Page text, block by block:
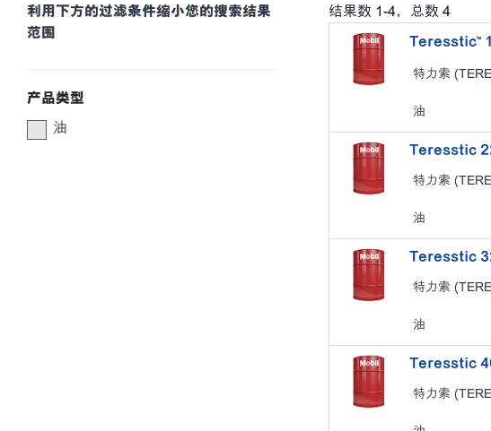
利用下方的过滤条件缩小您的搜索结果
范围
产品类型
油
结果数 1-4，总数 4
Teresstic™
特力索
油
Teresstic
特力索
油
Teresstic
特力索
油
Teresstic
特力索